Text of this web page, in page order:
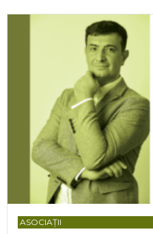
ASOCIAȚII